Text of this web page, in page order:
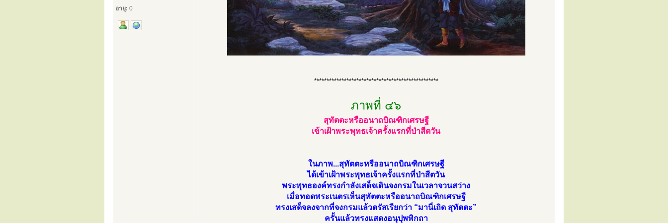
อายุ: 0
**************************************************
ภาพที่ ๔๖
สุทัตตะหรืออนาถบิณฑิกเศรษฐี
เข้าเฝ้าพระพุทธเจ้าครั้งแรกที่ป่าสีตวัน
ในภาพ...สุทัตตะหรืออนาถบิณฑิกเศรษฐี
ได้เข้าเฝ้าพระพุทธเจ้าครั้งแรกที่ป่าสีตวัน
พระพุทธองค์ทรงกำลังเสด็จเดินจงกรมในเวลาจวนสว่าง
เมื่อทอดพระเนตรเห็นสุทัตตะหรืออนาถบิณฑิกเศรษฐี
ทรงเสด็จลงจากที่จงกรมแล้วตรัสเรียกว่า “มานี่เถิด สุทัตตะ”
ครั้นแล้วทรงแสดงอนุปุพพิกถา